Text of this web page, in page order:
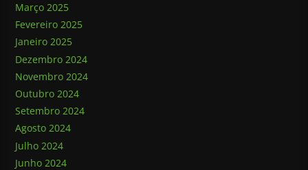
Março 2025
Fevereiro 2025
Janeiro 2025
Dezembro 2024
Novembro 2024
Outubro 2024
Setembro 2024
Agosto 2024
Julho 2024
Junho 2024